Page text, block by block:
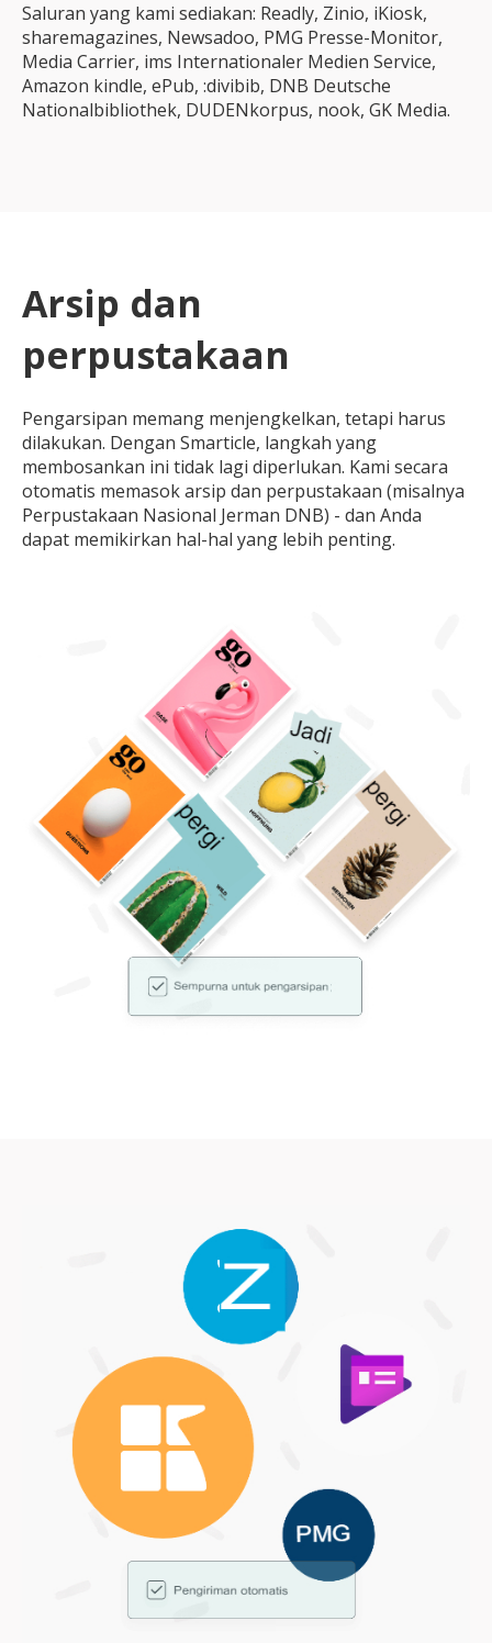
Saluran yang kami sediakan: Readly, Zinio, iKiosk,
sharemagazines, Newsadoo, PMG Presse-Monitor,
Media Carrier, ims Internationaler Medien Service,
Amazon kindle, ePub, :divibib, DNB Deutsche
Nationalbibliothek, DUDENkorpus, nook, GK Media.
Arsip dan
perpustakaan
Pengarsipan memang menjengkelkan, tetapi harus
dilakukan. Dengan Smarticle, langkah yang
membosankan ini tidak lagi diperlukan. Kami secara
otomatis memasok arsip dan perpustakaan (misalnya
Perpustakaan Nasional Jerman DNB) - dan Anda
dapat memikirkan hal-hal yang lebih penting.